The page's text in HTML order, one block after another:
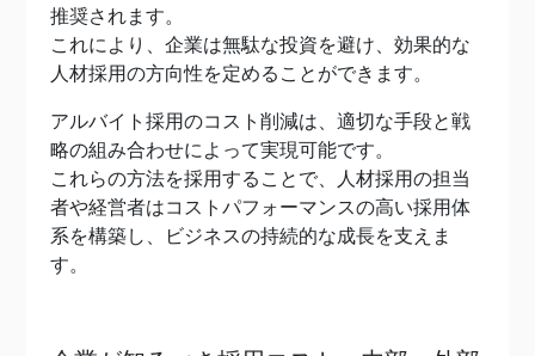
推奨されます。
これにより、企業は無駄な投資を避け、効果的な
人材採用の方向性を定めることができます。
アルバイト採用のコスト削減は、適切な手段と戦
略の組み合わせによって実現可能です。
これらの方法を採用することで、人材採用の担当
者や経営者はコストパフォーマンスの高い採用体
系を構築し、ビジネスの持続的な成長を支えま
す。